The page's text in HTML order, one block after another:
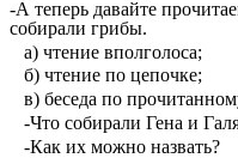
-А теперь давайте
собирали грибы.
а) чтение вполголоса;
б) чтение по цепочке;
в) беседа по
-Что собирали Гена и
-Как их можно назвать?